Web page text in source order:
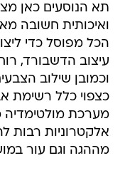
תא הנוסעים כאן
ואיכותית חשובה
הכל מפוסל כדי
עיצוב הדשבורד,
וכמובן שילוב
כצפוי כלל רשימת
מערכת
אלקטרוניות רבות
מההגה וגם עור